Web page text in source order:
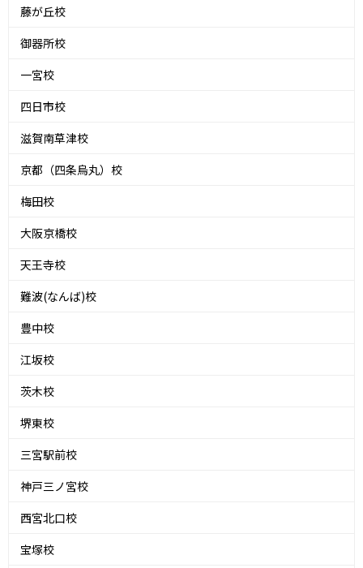
藤が丘校
御器所校
一宮校
四日市校
滋賀南草津校
京都（四条烏丸）校
梅田校
大阪京橋校
天王寺校
難波(なんば)校
豊中校
江坂校
茨木校
堺東校
三宮駅前校
神戸三ノ宮校
西宮北口校
宝塚校